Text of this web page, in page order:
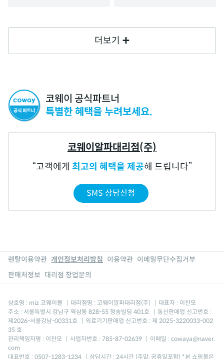
더보기
코웨이 공식파트너
특별한 혜택을 누려보세요.
코웨이알파대리점(주)
고객에게 최고의 혜택을 제공해 드립니다
SMS 상담신청
렌탈이용약관 개인정보처리방침 이용약관 이메일무단수집거부
판매처정보 대리점 창업문의
상호명 : miz 코웨이몰 대리점명 : 코웨이알파대리점(주)
대표자 : 이찬모
주소 : 서울특별시 강남구 역삼동 828-55 청송빌딩 401호
통신판매업 신고번호 :
제2026-서울강남-00331호
의료기기판매업 신고번호 : 제 2025-3220033-002
35 호
관리책임자명 : 이찬모
사업자번호 : 785-87-02639
이메일 : cowaya@naver.
com
대표번호 : 0507-1283-1234
상담시간 : 24시간 (주말, 공휴일포함) *본 쇼핑몰은